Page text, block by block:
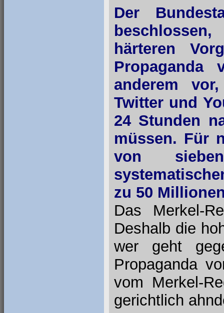
Der
härteren
anderem
Twitter und
24 Stunden
müssen. Für
von
zu 50
Das Merkel-
Deshalb die
wer geht
Propaganda
vom Merkel-
gerichtlich